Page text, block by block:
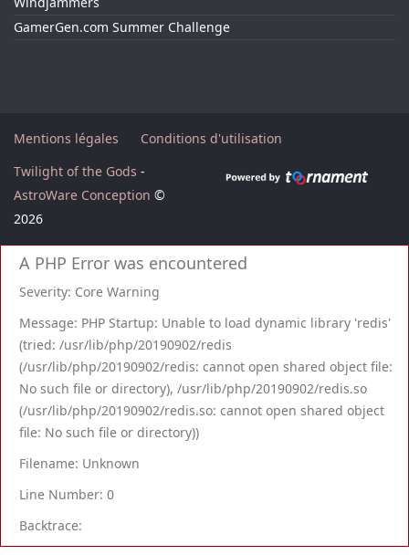
GamerGen.com Summer Challenge
Mentions légales
Conditions d'utilisation
Twilight of the Gods -
AstroWare Conception ©
2026
A PHP Error was encountered
Severity: Core Warning
Message: PHP Startup: Unable to load dynamic library 'redis'
(tried: /usr/lib/php/20190902/redis
(/usr/lib/php/20190902/redis: cannot open shared object file:
No such file or directory), /usr/lib/php/20190902/redis.so
(/usr/lib/php/20190902/redis.so: cannot open shared object
file: No such file or directory))
Filename: Unknown
Line Number: 0
Backtrace: